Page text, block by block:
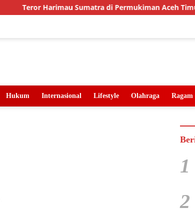
Teror Harimau Sumatra di Permukiman Aceh Timur,
Hukum Internasional Lifestyle Olahraga Ragam
1
2